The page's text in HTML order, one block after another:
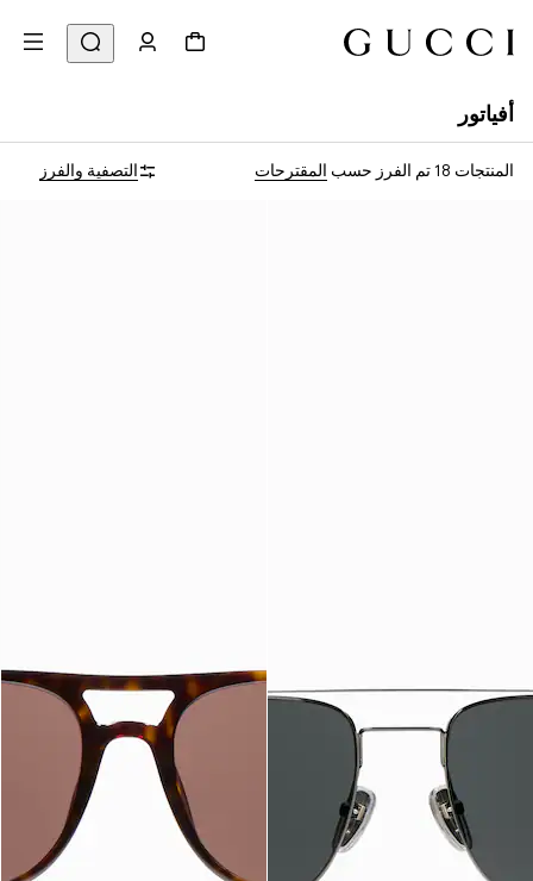
أفياتور
المنتجات 18 تم الفرز حسب المقترحات التصفية والفرز